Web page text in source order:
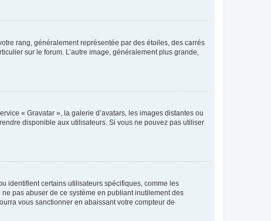
rang, généralement représentée par des étoiles, des carrés
sur le forum. L’autre image, généralement plus grande,
« Gravatar », la galerie d’avatars, les images distantes ou
disponible aux utilisateurs. Si vous ne pouvez pas utiliser
identifient certains utilisateurs spécifiques, comme les
pas abuser de ce système en publiant inutilement des
vous sanctionner en abaissant votre compteur de